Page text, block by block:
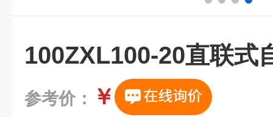
100ZXL100-20直联式
参考价： ￥